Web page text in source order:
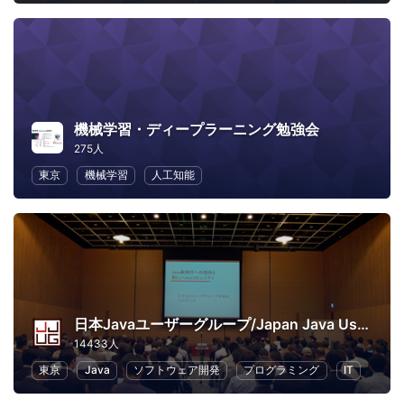
機械学習・ディープラーニング勉強会
275人
東京
機械学習 人工知能
日本Javaユーザーグループ/Japan Java User Group
14433人
東京
Java ソフトウェア開発 プログラミング IT